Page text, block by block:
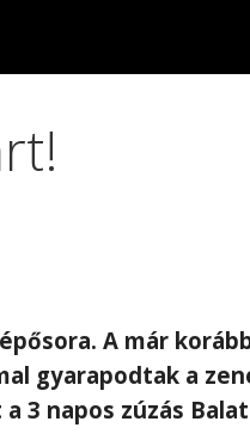
A már
gyarapodtak a
3 napos zúzás